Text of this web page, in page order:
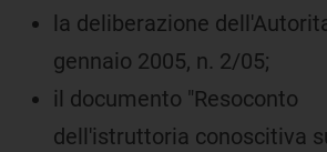
la deliberazione
gennaio 2005, n. 2/05;
il documento "Resoconto
dell'istruttoria conoscitiva